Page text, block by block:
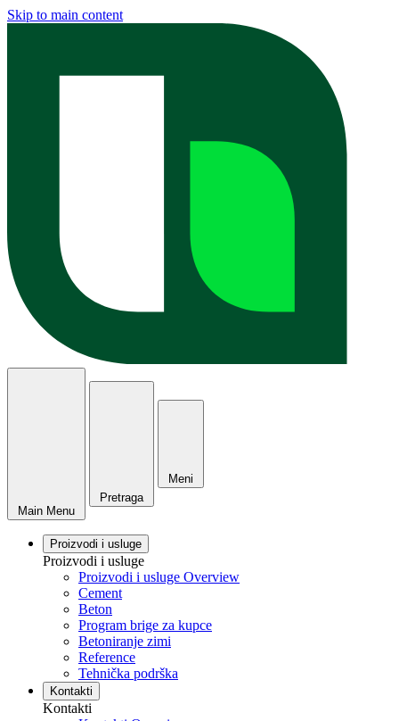
Skip to main content
Main Menu
Pretraga
Meni
Proizvodi i usluge
Proizvodi i usluge
Proizvodi i usluge Overview
Cement
Beton
Program brige za kupce
Betoniranje zimi
Reference
Tehnička podrška
Kontakti
Kontakti